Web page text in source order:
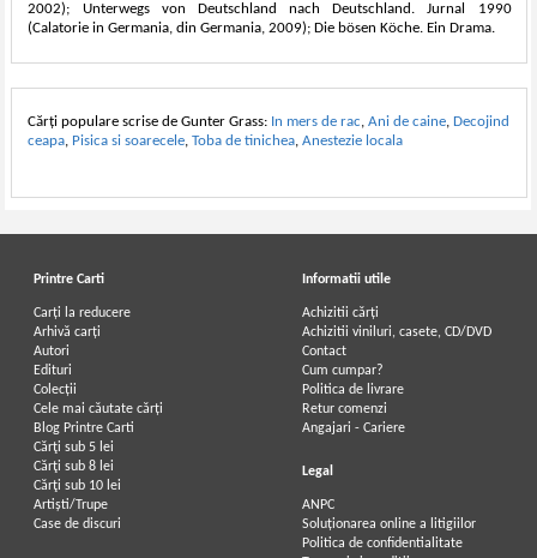
2002); Unterwegs von Deutschland nach Deutschland. Jurnal 1990
(Calatorie in Germania, din Germania, 2009); Die bösen Köche. Ein Drama.
Cărți populare scrise de Gunter Grass: In mers de rac,Ani de caine,Decojind
ceapa, Pisica si soarecele,Toba de tinichea,Anestezie locala
Printre Carti
Carți la reducere
Arhivă carți
Autori
Edituri
Colecții
Cele mai căutate cărți
Blog Printre Carti
Cărţi sub 5 lei
Cărţi sub 8 lei
Cărţi sub 10 lei
Artiști/Trupe
Case de discuri
Informatii utile
Achizitii cărți
Achizitii viniluri, casete, CD/DVD
Contact
Cum cumpar?
Politica de livrare
Retur comenzi
Angajari - Cariere
Legal
ANPC
Soluționarea online a litigiilor
Politica de confidentialitate